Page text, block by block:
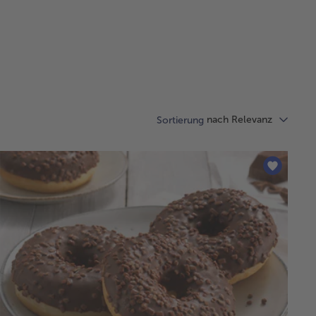
Sortierung nach Relevanz